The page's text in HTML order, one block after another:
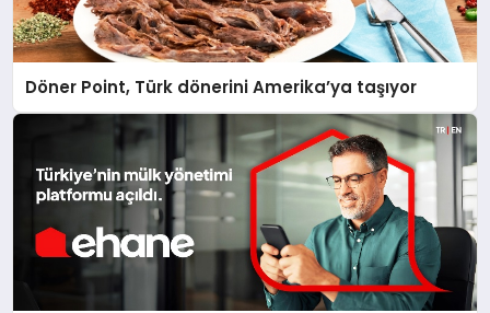
Döner Point, Türk dönerini Amerika’ya taşıyor